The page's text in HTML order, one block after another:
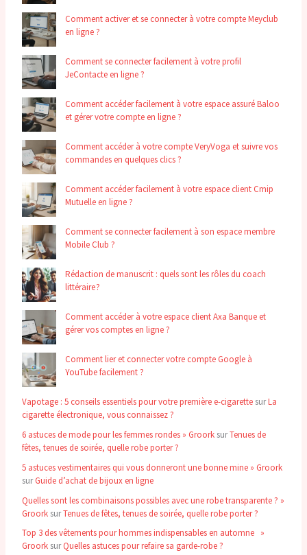
Comment activer et se connecter à votre compte Meyclub
en ligne ?
Comment se connecter facilement à votre profil
JeContacte en ligne ?
Comment accéder facilement à votre espace assuré Baloo
et gérer votre compte en ligne ?
Comment accéder à votre compte VeryVoga et suivre vos
commandes en quelques clics ?
Comment accéder facilement à votre espace client Cmip
Mutuelle en ligne ?
Comment se connecter facilement à son espace membre
Mobile Club ?
Rédaction de manuscrit : quels sont les rôles du coach
littéraire ?
Comment accéder à votre espace client Axa Banque et
gérer vos comptes en ligne ?
Comment lier et connecter votre compte Google à
YouTube facilement ?
Vapotage : 5 conseils essentiels pour votre première e-cigarette surLa
cigarette électronique, vous connaissez ?
6 astuces de mode pour les femmes rondes » Groork surTenues de
fêtes, tenues de soirée, quelle robe porter ?
5 astuces vestimentaires qui vous donneront une bonne mine » Groork
surGuide d’achat de bijoux en ligne
Quelles sont les combinaisons possibles avec une robe transparente ? »
Groork surTenues de fêtes, tenues de soirée, quelle robe porter ?
Top 3 des vêtements pour hommes indispensables en automne »
Groork surQuelles astuces pour refaire sa garde-robe ?